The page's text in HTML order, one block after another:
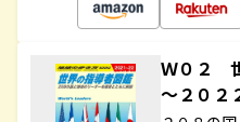
Ｗ０２
～２０２